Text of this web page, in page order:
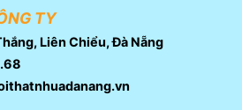
TY
Liên Chiểu, Đà Nẵng